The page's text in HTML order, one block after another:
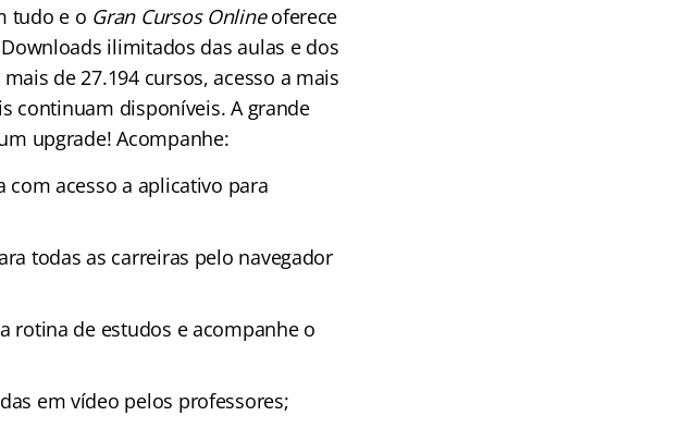
tudo e o Gran Cursos Onlineoferece
ilimitados das aulas e dos
de 27.194 cursos, acesso a mais
continuam disponíveis. A grande
upgrade! Acompanhe:
acesso a aplicativo para
todas as carreiras pelo navegador
rotina de estudos e acompanhe o
em vídeo pelos professores;